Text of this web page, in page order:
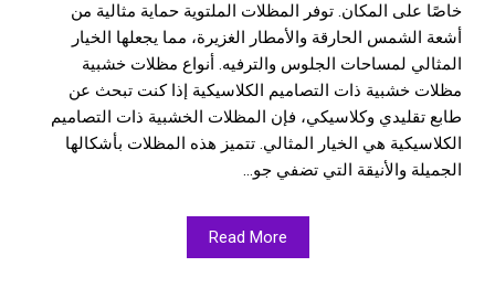
خاصًا على المكان. توفر المظلات الملتوية حماية مثالية من
أشعة الشمس الحارقة والأمطار الغزيرة، مما يجعلها الخيار
المثالي لمساحات الجلوس والترفيه. أنواع مظلات خشبية
مظلات خشبية ذات التصاميم الكلاسيكية إذا كنت تبحث عن
طابع تقليدي وكلاسيكي، فإن المظلات الخشبية ذات التصاميم
الكلاسيكية هي الخيار المثالي. تتميز هذه المظلات بأشكالها
الجميلة والأنيقة التي تضفي جو...
Read More